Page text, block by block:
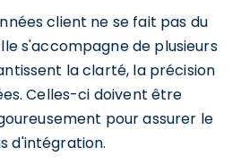
client ne se fait pas du
s'accompagne de plusieurs
la clarté, la précision
Celles-ci doivent être
pour assurer le
d'intégration.